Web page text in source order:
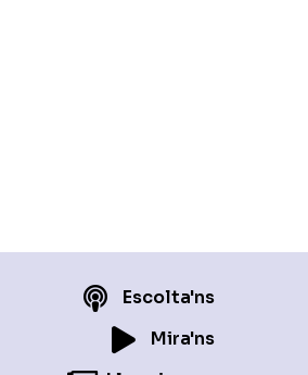
Escolta'ns
Mira'ns